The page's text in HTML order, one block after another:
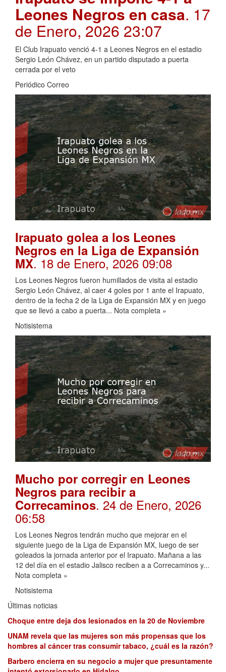
Leones Negros en casa. 17
de Enero, 2026 23:07
El Club Irapuato venció 4-1 a Leones Negros en el estadio
Sergio León Chávez, en un partido disputado a puerta
cerrada por el veto
Periódico Correo
Irapuato golea a los Leones
Negros en la Liga de Expansión
MX. 18 de Enero, 2026 09:08
Los Leones Negros fueron humillados de visita al estadio
Sergio León Chávez, al caer 4 goles por 1 ante el Irapuato,
dentro de la fecha 2 de la Liga de Expansión MX y en juego
que se llevó a cabo a puerta... Nota completa »
Notisistema
Mucho por corregir en Leones
Negros para recibir a
Correcaminos. 24 de Enero, 2026
06:58
Los Leones Negros tendrán mucho que mejorar en el
siguiente juego de la Liga de Expansión MX, luego de ser
goleados la jornada anterior por el Irapuato. Mañana a las
12 del día en el estadio Jalisco reciben a a Correcaminos y...
Nota completa »
Notisistema
Últimas noticias
Choque entre deja dos lesionados en la 20 de Noviembre
UNAM revela que las mujeres son más propensas que los
hombres al cáncer tras consumir tabaco, ¿cuál es la razón?
Barbero encierra en su negocio a mujer que presuntamente